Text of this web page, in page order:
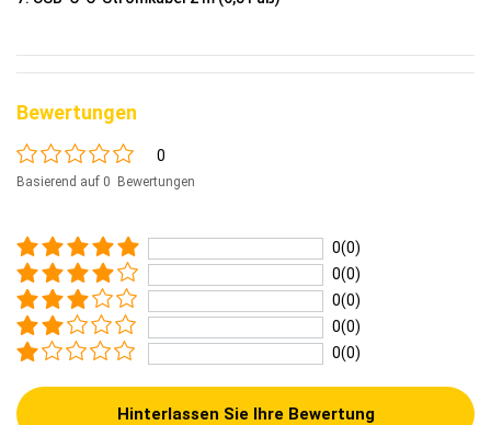
Bewertungen
0
Basierend auf 0 Bewertungen
0(0)
0(0)
0(0)
0(0)
0(0)
Hinterlassen Sie Ihre Bewertung